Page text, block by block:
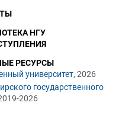
университет, 2026
государственного
2026
НГУ
РЕСУРСЫ